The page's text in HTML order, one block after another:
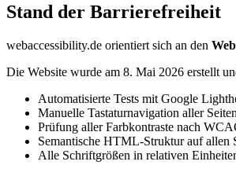
Stand der Barrierefreiheit
webaccessibility.de orientiert sich an den
Die Website wurde am 8. Mai 2026 erstellt
Automatisierte Tests mit Google
Manuelle Tastaturnavigation aller
Prüfung aller Farbkontraste nach
Semantische HTML-Struktur auf allen
Alle Schriftgrößen in relativen